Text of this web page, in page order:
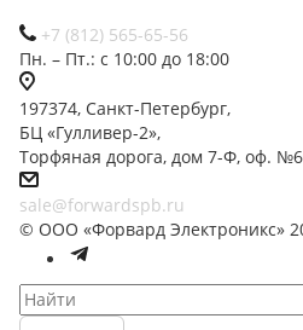
+7 (812) 565-65-56
Пн. – Пт.: с 10:00 до 18:00
197374, Санкт-Петербург,
БЦ «Гулливер-2»,
Торфяная дорога, дом 7-Ф, оф.
sale@forwardspb.ru
© ООО «Форвард Электроникс»